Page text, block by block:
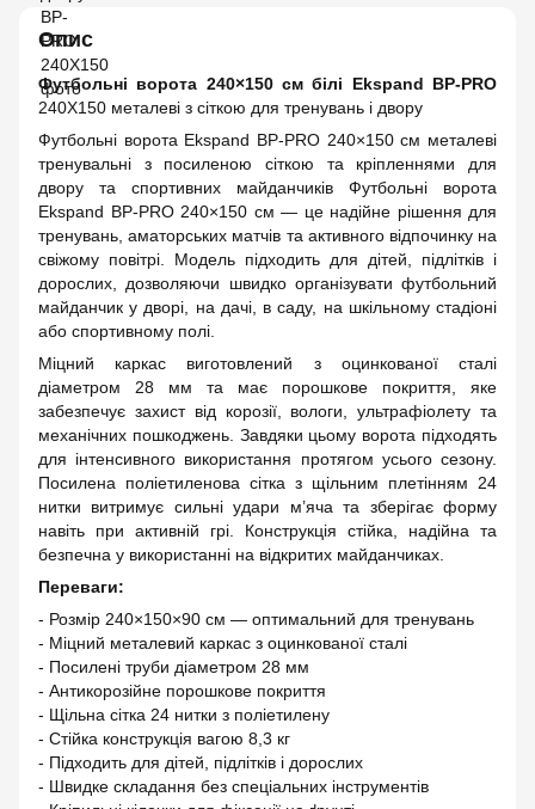
Опис
Футбольні ворота 240×150 см білі Ekspand BP-PRO
240X150 металеві з сіткою для тренувань і двору
Футбольні ворота Ekspand BP-PRO 240×150 см металеві
тренувальні з посиленою сіткою та кріпленнями для
двору та спортивних майданчиків Футбольні ворота
Ekspand BP-PRO 240×150 см — це надійне рішення для
тренувань, аматорських матчів та активного відпочинку на
свіжому повітрі. Модель підходить для дітей, підлітків і
дорослих, дозволяючи швидко організувати футбольний
майданчик у дворі, на дачі, в саду, на шкільному стадіоні
або спортивному полі.
Міцний каркас виготовлений з оцинкованої сталі
діаметром 28 мм та має порошкове покриття, яке
забезпечує захист від корозії, вологи, ультрафіолету та
механічних пошкоджень. Завдяки цьому ворота підходять
для інтенсивного використання протягом усього сезону.
Посилена поліетиленова сітка з щільним плетінням 24
нитки витримує сильні удари м’яча та зберігає форму
навіть при активній грі. Конструкція стійка, надійна та
безпечна у використанні на відкритих майданчиках.
Переваги:
- Розмір 240×150×90 см — оптимальний для тренувань
- Міцний металевий каркас з оцинкованої сталі
- Посилені труби діаметром 28 мм
- Антикорозійне порошкове покриття
- Щільна сітка 24 нитки з поліетилену
- Стійка конструкція вагою 8,3 кг
- Підходить для дітей, підлітків і дорослих
- Швидке складання без спеціальних інструментів